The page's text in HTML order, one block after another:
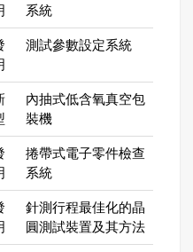
系統
測試參數設定系統
內抽式低含氧真空包
裝機
捲帶式電子零件檢查
系統
針測行程最佳化的晶
圓測試裝置及其方法